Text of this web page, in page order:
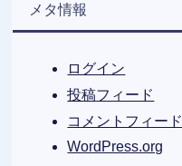
メタ情報
ログイン
投稿フィード
コメントフィード
WordPress.org